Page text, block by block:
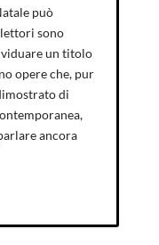
può
sono
un titolo
opere che, pur
di
ancora